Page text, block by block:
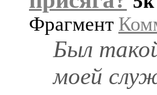
Фрагмент
Был
моей